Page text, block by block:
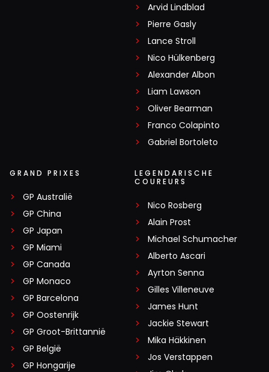
Arvid Lindblad
Pierre Gasly
Lance Stroll
Nico Hülkenberg
Alexander Albon
Liam Lawson
Oliver Bearman
Franco Colapinto
Gabriel Bortoleto
GRAND PRIXES
GP Australië
GP China
GP Japan
GP Miami
GP Canada
GP Monaco
GP Barcelona
GP Oostenrijk
GP Groot-Brittannië
GP België
GP Hongarije
LEGENDARISCHE
COUREURS
Nico Rosberg
Alain Prost
Michael Schumacher
Alberto Ascari
Ayrton Senna
Gilles Villeneuve
James Hunt
Jackie Stewart
Mika Häkkinen
Jos Verstappen